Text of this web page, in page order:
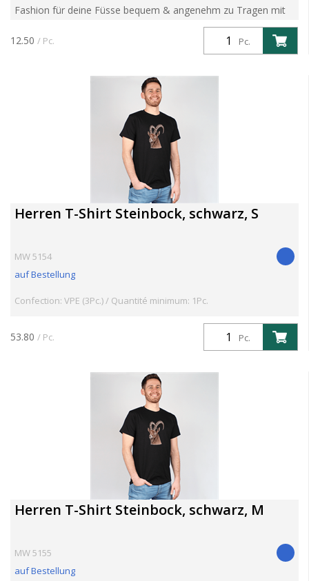
Fashion für deine Füsse bequem & angenehm zu Tragen mit
super-softem Piqué-Komfortbund aus 80% Baumwolle,
17%Polyamid, 3% Elasthan bei 30°C waschbar, made in
Pc.
12.50 / Pc.
Herren T-Shirt Steinbock, schwarz, S
MW 5154
auf Bestellung
Confection: VPE (3Pc.) / Quantité minimum: 1Pc.
Pc.
53.80 / Pc.
Herren T-Shirt Steinbock, schwarz, M
MW 5155
auf Bestellung